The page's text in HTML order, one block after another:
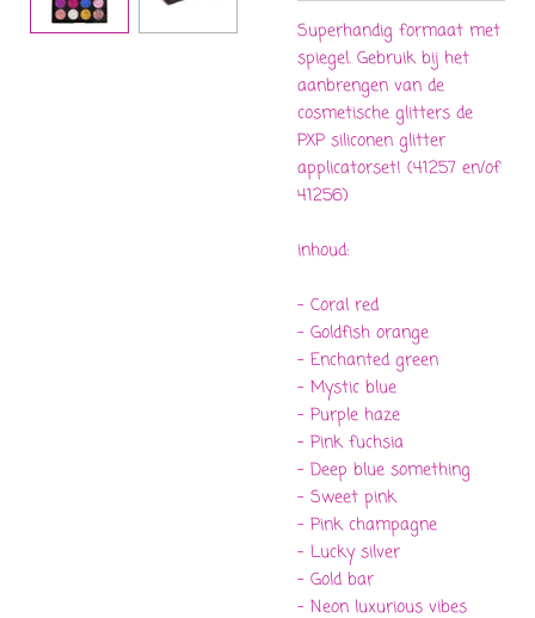
Superhandig formaat met
spiegel. Gebruik bij het
aanbrengen van de
cosmetische glitters de
PXP siliconen glitter
applicatorset! (41257 en/of
41256)
inhoud:
- Coral red
- Goldfish orange
- Enchanted green
- Mystic blue
- Purple haze
- Pink fuchsia
- Deep blue something
- Sweet pink
- Pink champagne
- Lucky silver
- Gold bar
- Neon luxurious vibes